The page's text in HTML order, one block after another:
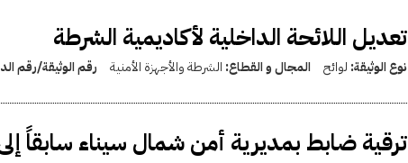
تعديل اللائحة الداخلية لأكاديمية الشرطة
نوع الوثيقة: لوائح المجال و القطاع: الشرطة والأجهزة الأمنية رقم الوثيقة/رقم
ترقية ضابط بمديرية أمن شمال سيناء سابقاً إلى